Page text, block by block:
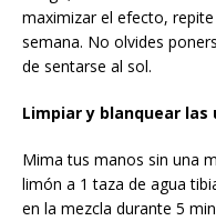
maximizar el efecto,
semana. No olvides
de sentarse al sol.
Limpiar y blanquear las
Mima tus manos sin una
limón a 1 taza de agua
en la mezcla durante 5